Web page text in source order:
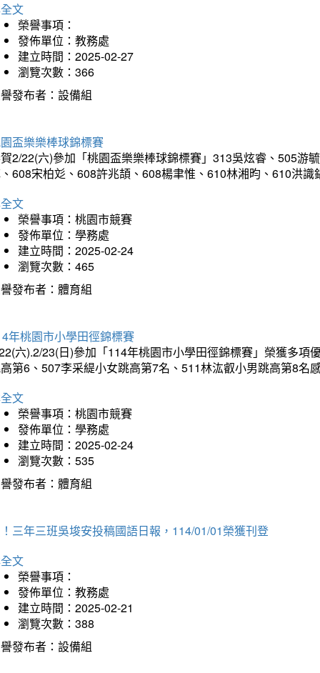
文
榮譽事項：
發佈單位：教務處
建立時間：2025-02-27
瀏覽次數：366
發布者：設備組
盃樂樂棒球錦標賽
2/22(六)參加「桃園盃樂樂棒球錦標賽」313吳炫睿、505游
608宋柏彣、608許兆頡、608楊聿惟、610林湘昀、610洪
文
榮譽事項：桃園市競賽
發佈單位：學務處
建立時間：2025-02-24
瀏覽次數：465
發布者：體育組
年桃園市小學田徑錦標賽
六).2/23(日)參加「114年桃園市小學田徑錦標賽」榮獲多
第6、507李采緹小女跳高第7名、511林汯叡小男跳高第8名
文
榮譽事項：桃園市競賽
發佈單位：學務處
建立時間：2025-02-24
瀏覽次數：535
發布者：體育組
三年三班吳埈安投稿國語日報，114/01/01榮獲刊登
文
榮譽事項：
發佈單位：教務處
建立時間：2025-02-21
瀏覽次數：388
發布者：設備組